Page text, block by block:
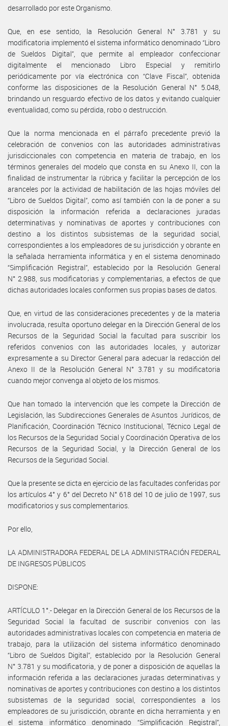
desarrollado por este Organismo.
Que, en ese sentido, la Resolución General N° 3.781 y su
modificatoria implementó el sistema informático denominado “Libro
de Sueldos Digital”, que permite al empleador confeccionar
digitalmente el mencionado Libro Especial y remitirlo
periódicamente por vía electrónica con “Clave Fiscal”, obtenida
conforme las disposiciones de la Resolución General N° 5.048,
brindando un resguardo efectivo de los datos y evitando cualquier
eventualidad, como su pérdida, robo o destrucción.
Que la norma mencionada en el párrafo precedente previó la
celebración de convenios con las autoridades administrativas
jurisdiccionales con competencia en materia de trabajo, en los
términos generales del modelo que consta en su Anexo II, con la
finalidad de instrumentar la rúbrica y facilitar la percepción de los
aranceles por la actividad de habilitación de las hojas móviles del
“Libro de Sueldos Digital”, como así también con la de poner a su
disposición la información referida a declaraciones juradas
determinativas y nominativas de aportes y contribuciones con
destino a los distintos subsistemas de la seguridad social,
correspondientes a los empleadores de su jurisdicción y obrante en
la señalada herramienta informática y en el sistema denominado
“Simplificación Registral”, establecido por la Resolución General
N° 2.988, sus modificatorias y complementarias, a efectos de que
dichas autoridades locales conformen sus propias bases de datos.
Que, en virtud de las consideraciones precedentes y de la materia
involucrada, resulta oportuno delegar en la Dirección General de los
Recursos de la Seguridad Social la facultad para suscribir los
referidos convenios con las autoridades locales, y autorizar
expresamente a su Director General para adecuar la redacción del
Anexo II de la Resolución General N° 3.781 y su modificatoria
cuando mejor convenga al objeto de los mismos.
Que han tomado la intervención que les compete la Dirección de
Legislación, las Subdirecciones Generales de Asuntos Jurídicos, de
Planificación, Coordinación Técnico Institucional, Técnico Legal de
los Recursos de la Seguridad Social y Coordinación Operativa de los
Recursos de la Seguridad Social, y la Dirección General de los
Recursos de la Seguridad Social.
Que la presente se dicta en ejercicio de las facultades conferidas por
los artículos 4° y 6° del Decreto N° 618 del 10 de julio de 1997, sus
modificatorios y sus complementarios.
Por ello,
LA ADMINISTRADORA FEDERAL DE LA ADMINISTRACIÓN FEDERAL
DE INGRESOS PÚBLICOS
DISPONE:
ARTÍCULO 1°.- Delegar en la Dirección General de los Recursos de la
Seguridad Social la facultad de suscribir convenios con las
autoridades administrativas locales con competencia en materia de
trabajo, para la utilización del sistema informático denominado
“Libro de Sueldos Digital”, establecido por la Resolución General
N° 3.781 y su modificatoria, y de poner a disposición de aquellas la
información referida a las declaraciones juradas determinativas y
nominativas de aportes y contribuciones con destino a los distintos
subsistemas de la seguridad social, correspondientes a los
empleadores de su jurisdicción, obrante en dicha herramienta y en
el sistema informático denominado “Simplificación Registral”,